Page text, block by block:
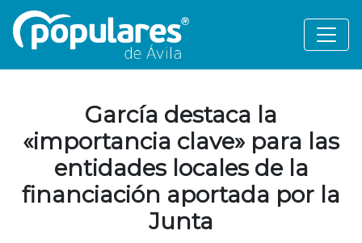
García destaca la
«importancia clave» para las
entidades locales de la
financiación aportada por la
Junta